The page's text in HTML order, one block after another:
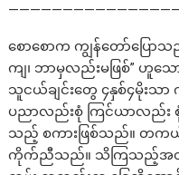
စောစောက ကျွန်တော်ပြေ
ကျ၊ ဘာမှလည်းမဖြစ်” ဟူသ
သူငယ်ချင်းတွေ ၄နှစ်၄မိုးသ
ပညာလည်းစုံ ကြင်ယာလည်း
သည့် စကားဖြစ်သည်။ တက
ကိုက်ညီသည်။ သိကြသည့်အတို